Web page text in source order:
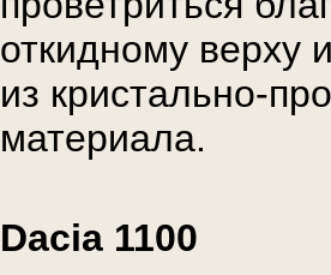
откидному верху
из кристально-
материала.
Dacia 1100